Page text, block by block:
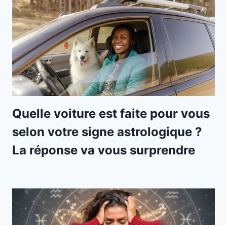
Quelle voiture est faite pour vous
selon votre signe astrologique ?
La réponse va vous surprendre